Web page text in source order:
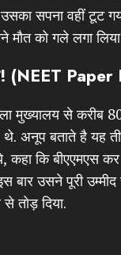
सपना वहीं टूट
को गले लगा
(NEET Paper
मुख्यालय से करीब 80
अनूप बताते है यह
कहा कि बीएएमएस
उसने पूरी उम्मीद से
तोड़ दिया.